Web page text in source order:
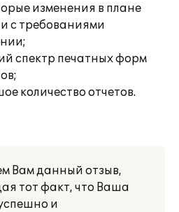
изменения в плане
с требованиями
спектр печатных форм
количество отчетов.
Вам данный отзыв,
тот факт, что Ваша
и